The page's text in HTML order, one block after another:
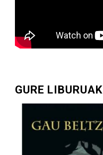
GURE LIBURUAK